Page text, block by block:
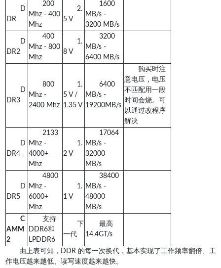
D
DR
200
Mhz - 400
Mhz
2.
5 V
1600
MB/s -
3200 MB/s
D
DR2
400
Mhz - 800
Mhz
1.
8 V
3200
MB/s -
6400 MB/s
D
DR3
800
Mhz -
2400 Mhz
1.
5 V /
1.35 V
6400
MB/s -
19200MB/s
购买时注
意电压，电压
不匹配用一段
时间会烧。可
以通过改程序
解决
D
DR4
2133
Mhz -
4000+
Mhz
1.
2 V
17064
MB/s -
32000
MB/s
D
DR5
4800
Mhz -
6000+
Mhz
1.
1 V
38400
MB/s -
48000
MB/s
C
AMM
2
支持
DDR6和
LPDDR6
下
一代
最高
14.4GT/s
由上表可知，DDR 的每一次换代，基本实现了工作频率翻倍、工
作电压越来越低、读写速度越来越快。